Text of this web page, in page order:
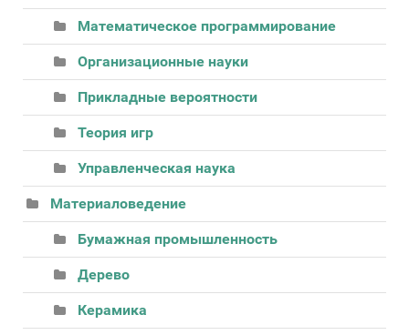
Математическое программирование
Организационные науки
Прикладные вероятности
Теория игр
Управленческая наука
Материаловедение
Бумажная промышленность
Дерево
Керамика